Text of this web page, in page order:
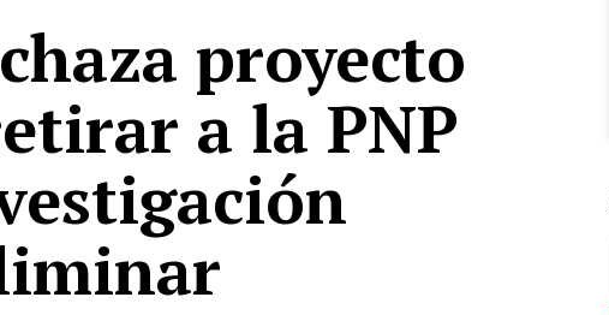
proyecto
a la PNP